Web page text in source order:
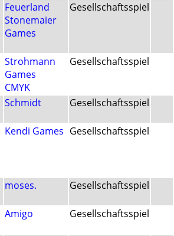
Feuerland
Stonemaier
Games
Gesellschaftsspiel
Strohmann
Games
CMYK
Gesellschaftsspiel
Schmidt Gesellschaftsspiel
Kendi Games Gesellschaftsspiel
moses. Gesellschaftsspiel
Amigo Gesellschaftsspiel